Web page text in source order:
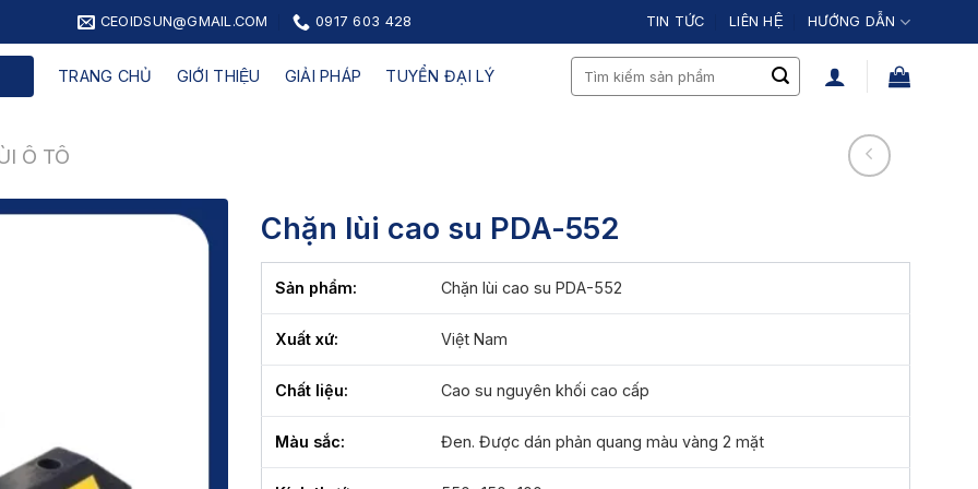
CEOIDSUN@GMAIL.COM 0917 603 428 TIN TỨC LIÊN HỆ HƯỚNG DẪN
TRANG CHỦ GIỚI THIỆU GIẢI PHÁP TUYỂN ĐẠI LÝ
Search
Ô TÔ
Chặn lùi cao su PDA-552
Sản phẩm: Chặn lùi cao su PDA-552
Xuất xứ: Việt Nam
Chất liệu: Cao su nguyên khối cao cấp
Màu sắc: Đen. Được dán phản quang màu vàng 2 mặt